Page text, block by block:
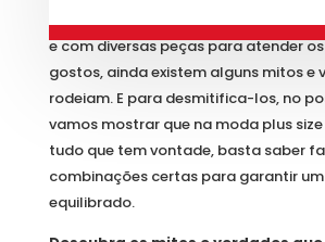
Apesar da moda plus size estar cada
e com diversas peças para atender
gostos, ainda existem alguns mitos e
rodeiam. E para desmitifica-los, no
vamos mostrar que na moda plus
tudo que tem vontade, basta saber
combinações certas para garantir
equilibrado.